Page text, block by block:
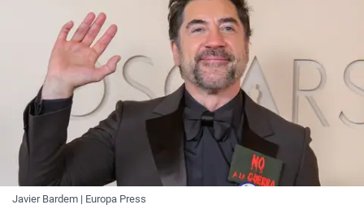
Javier Bardem | Europa Press